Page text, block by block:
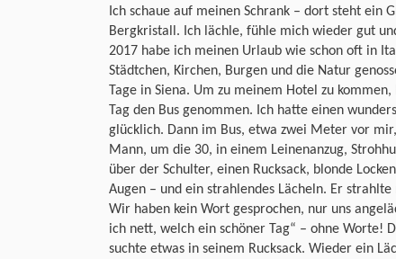
Ich schaue auf meinen Schrank – dort steht ein
Bergkristall. Ich lächle, fühle mich wieder gut
2017 habe ich meinen Urlaub wie schon oft in
Städtchen, Kirchen, Burgen und die Natur
Tage in Siena. Um zu meinem Hotel zu
Tag den Bus genommen. Ich hatte einen
glücklich. Dann im Bus, etwa zwei Meter vor
Mann, um die 30, in einem Leinenanzug,
über der Schulter, einen Rucksack, blonde
Augen – und ein strahlendes Lächeln. Er
Wir haben kein Wort gesprochen, nur uns
ich nett, welch ein schöner Tag“ – ohne Worte!
suchte etwas in seinem Rucksack. Wieder ein